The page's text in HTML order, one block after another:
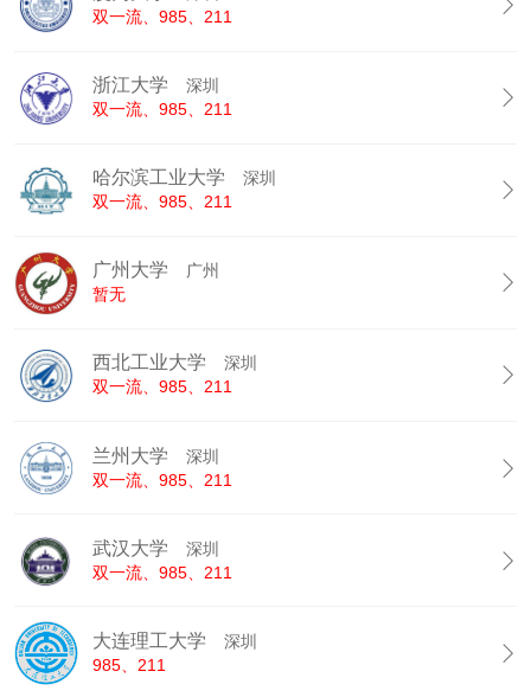
双一流、985、211

浙江大学
深圳
双一流、985、211

哈尔滨工业大学
深圳
双一流、985、211

广州大学
广州
暂无

西北工业大学
深圳
双一流、985、211

兰州大学
深圳
双一流、985、211

武汉大学
深圳
双一流、985、211

大连理工大学
深圳
985、211
